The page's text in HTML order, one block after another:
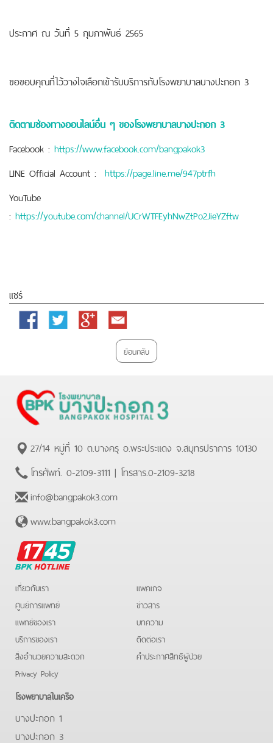
ประกาศ ณ วันที่ 5 กุมภาพันธ์ 2565
ขอขอบคุณที่ไว้วางใจเลือกเข้ารับบริการกับโรงพยาบาลบางปะกอก 3
ติดตามช่องทางออนไลน์อื่น ๆ ของโรงพยาบาลบางปะกอก 3
Facebook : https://www.facebook.com/bangpakok3
LINE Official Account : https://page.line.me/947ptrfh
YouTube
: https://youtube.com/channel/UCrWTFEyhNwZtPo2JieYZftw
แชร์
Facebook Twitter
Google
Email
ย้อนกลับ
27/14 หมู่ที่ 10 ต.บางครุ อ.พระประแดง จ.สมุทรปราการ 10130
โทรศัพท์. 0-2109-3111 | โทรสาร.0-2109-3218
info@bangpakok3.com
www.bangpakok3.com
BPK
Hotline
เกี่ยวกับเรา
ศูนย์การแพทย์
แพทย์ของเรา
บริการของเรา
สิ่งอำนวยความสะดวก
Privacy Policy
แพคเกจ
ข่าวสาร
บทความ
ติดต่อเรา
คําประกาศสิทธิผู้ป่วย
โรงพยาบาลในเครือ
บางปะกอก 1
บางปะกอก 3